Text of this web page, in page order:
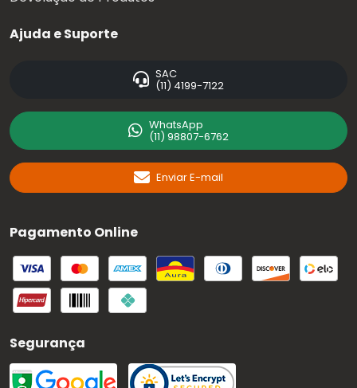
Ajuda e Suporte
SAC
(11) 4199-7122
WhatsApp
(11) 98807-6762
Enviar E-mail
Pagamento Online
Segurança